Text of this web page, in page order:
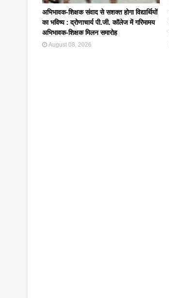
अभिभावक-शिक्षक संवाद से सशक्त होगा विद्यार्थियों
का भविष्य : द्रोणाचार्य पी.जी. कॉलेज में गरिमामय
अभिभावक-शिक्षक मिलन समारोह
August 08, 2026